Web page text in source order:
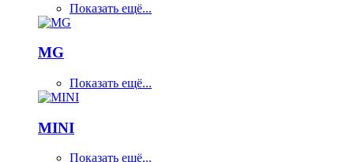
Показать ещё...
MG
Показать ещё...
MINI
Показать ещё...